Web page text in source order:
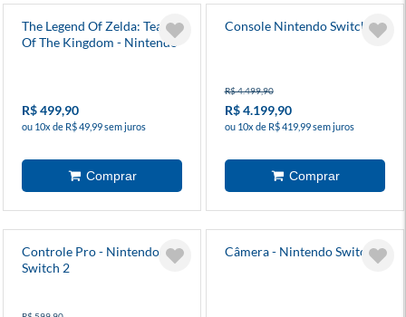
The Legend Of Zelda: Tears
Of The Kingdom - Nintendo
R$ 499,90
ou 10x de R$ 49,99 sem juros
Console Nintendo Switch 2
R$ 4.499,90
R$ 4.199,90
ou 10x de R$ 419,99 sem juros
Controle Pro - Nintendo
Switch 2
Câmera - Nintendo Switch 2